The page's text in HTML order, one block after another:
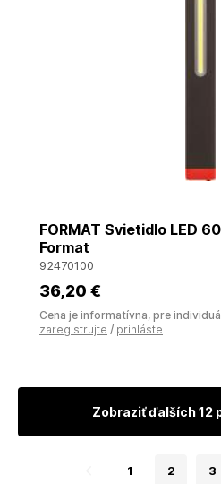
FORMAT Svietidlo LED
Format
92470100
36,20 €
Cena je informatívna, pre
zaregistrujte / prihláste
Zobraziť ďalších 12
1 2 3